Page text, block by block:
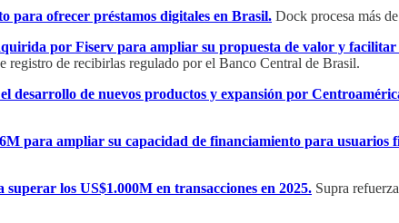
para ofrecer préstamos digitales en Brasil. Dock procesa más
por Fiserv para ampliar su propuesta de valor y facilitar
registro de recibirlas regulado por el Banco Central de Brasil.
desarrollo de nuevos productos y expansión por
para ampliar su capacidad de financiamiento para usuarios
los US$1.000M en transacciones en 2025. Supra